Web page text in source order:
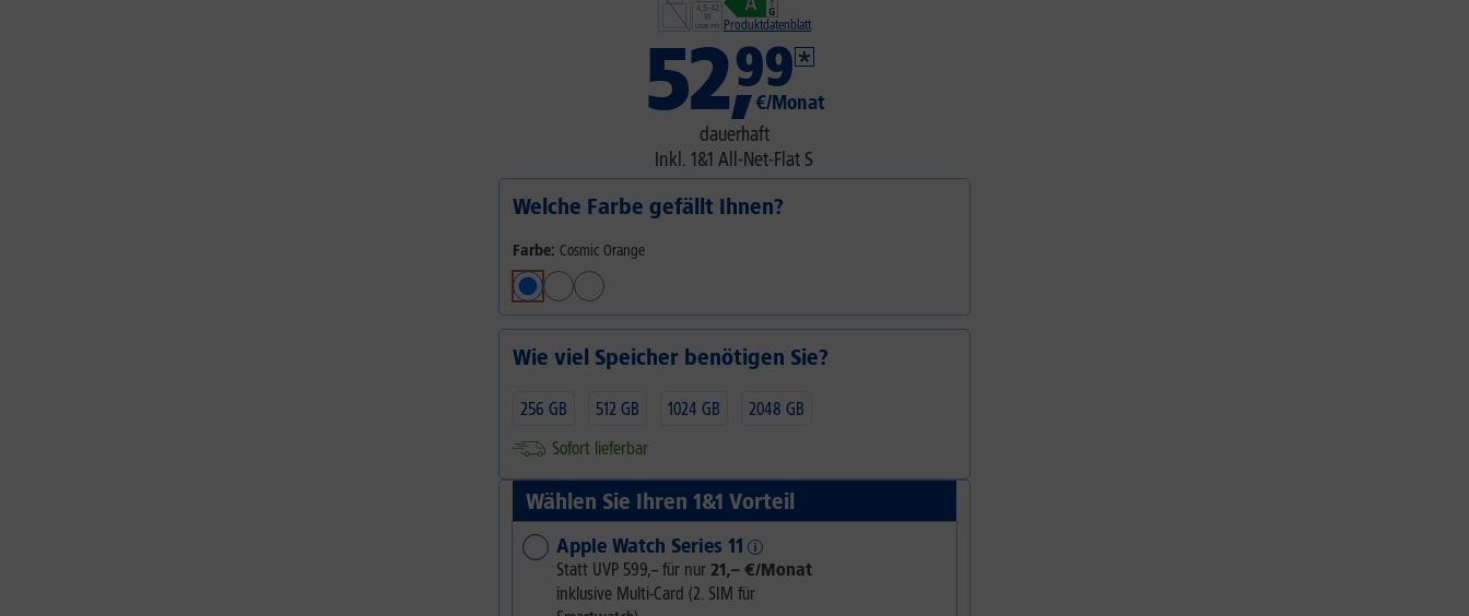
Produktdatenblatt
52,99
€/Monat
dauerhaft
Inkl.1&1 All-Net-Flat S
Welche Farbe gefällt Ihnen?
Farbe: Cosmic Orange
Wie viel Speicher benötigen Sie?
256 GB 512 GB 1024 GB
2048 GB
Sofort lieferbar
Wählen Sie Ihren 1&1 Vorteil
Apple Watch Series 11
Statt UVP 599,– für nur 21,– €/Monat
inklusive Multi-Card (2. SIM für